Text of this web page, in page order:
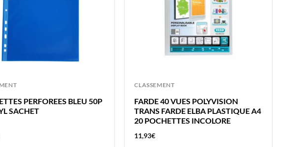
PERFOREES BLEU 50P
SACHET
CLASSEMENT
FARDE 40 VUES POLYVISION
TRANS FARDE ELBA PLASTIQUE A4
20 POCHETTES INCOLORE
11,93€